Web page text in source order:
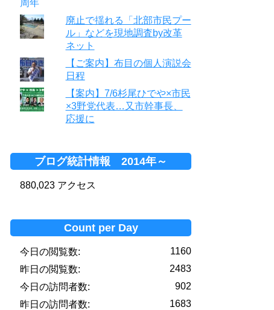
廃止で揺れる「北部市民プー
ル」などを現地調査by改革
ネット
【ご案内】布目の個人演説会
日程
【案内】7/6杉尾ひでや×市民
×3野党代表…又市幹事長、
応援に
ブログ統計情報 2014年～
880,023 アクセス
Count per Day
1160
今日の閲覧数:
2483
昨日の閲覧数:
902
今日の訪問者数:
1683
昨日の訪問者数: